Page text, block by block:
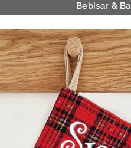
Bebisar &